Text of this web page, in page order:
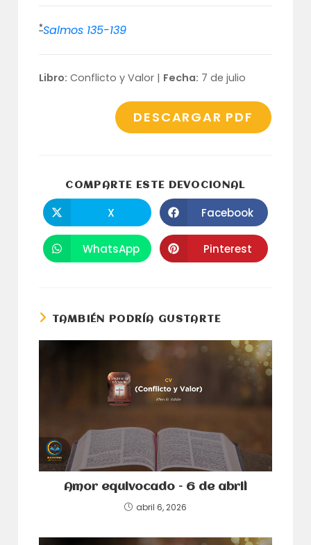
*Salmos 135-139
Libro: Conflicto y Valor | Fecha: 7 de julio
DESCARGAR PDF
COMPARTE ESTE DEVOCIONAL
abre
en
una
nueva
ventana
X Se
abre
en
una
nueva
ventana
Facebook
Se
abre
WhatsApp Se
abre
Pinterest
TAMBIÉN PODRÍA GUSTARTE
Amor equivocado – 6 de abril
abril 6, 2026